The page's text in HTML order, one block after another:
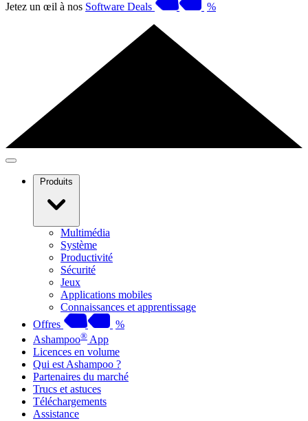
Jetez un œil à nos Software Deals %
Produits
Multimédia
Système
Productivité
Sécurité
Jeux
Applications mobiles
Connaissances et apprentissage
Offres
%
Ashampoo® App
Licences en volume
Qui est Ashampoo ?
Partenaires du marché
Trucs et astuces
Téléchargements
Assistance